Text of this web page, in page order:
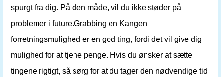
spurgt fra dig. På den måde, vil du ikke støder på
problemer i future.Grabbing en Kangen
forretningsmulighed er en god ting, fordi det vil give dig
mulighed for at tjene penge. Hvis du ønsker at sætte
tingene rigtigt, så sørg for at du tager den nødvendige tid